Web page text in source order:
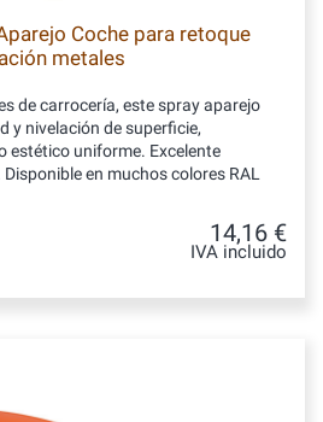
Coche para retoque
metales
de carrocería, este spray aparejo
y nivelación de superficie,
estético uniforme. Excelente
en muchos colores RAL
14,16 €
IVA incluido